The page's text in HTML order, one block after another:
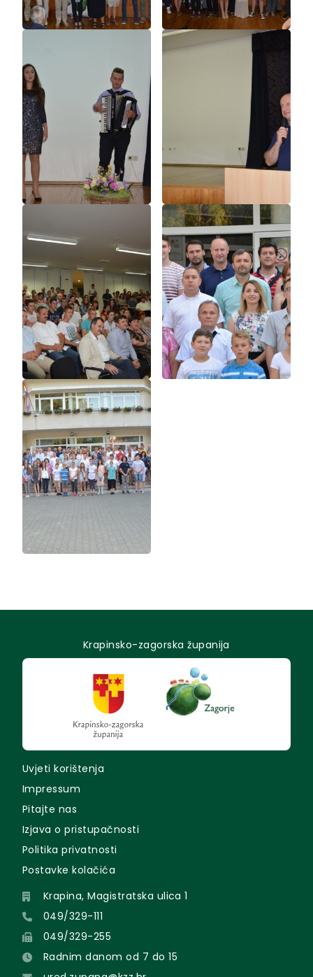
Krapinsko-zagorska županija
Uvjeti korištenja
Impressum
Pitajte nas
Izjava o pristupačnosti
Politika privatnosti
Postavke kolačića
Krapina, Magistratska ulica 1
049/329-111
049/329-255
Radnim danom od 7 do 15